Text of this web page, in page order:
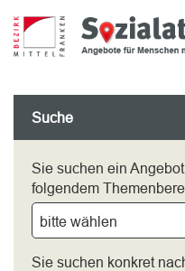
Suche
Sie suchen ein
folgendem
bitte wählen
Sie suchen konkret